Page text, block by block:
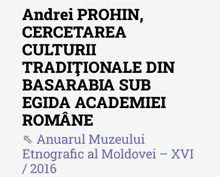
Revista "Cercetări istorice"
Revista "Cercetări istorice" - XLIV
- 2025
Revista "Cercetări istorice" - XLIII
- 2024
Revista "Cercetări istorice" - XLII -
2023
Indexul Complet
Andrei PROHIN,
CERCETAREA
CULTURII
TRADIŢIONALE DIN
BASARABIA SUB
EGIDA ACADEMIEI
ROMÂNE
Anuarul Muzeului
Etnografic al Moldovei – XVI
/ 2016